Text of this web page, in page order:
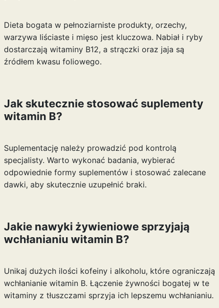
Dieta bogata w pełnoziarniste produkty, orzechy,
warzywa liściaste i mięso jest kluczowa. Nabiał i ryby
dostarczają witaminy B12, a strączki oraz jaja są
źródłem kwasu foliowego.
Jak skutecznie stosować suplementy
witamin B?
Suplementację należy prowadzić pod kontrolą
specjalisty. Warto wykonać badania, wybierać
odpowiednie formy suplementów i stosować zalecane
dawki, aby skutecznie uzupełnić braki.
Jakie nawyki żywieniowe sprzyjają
wchłanianiu witamin B?
Unikaj dużych ilości kofeiny i alkoholu, które ograniczają
wchłanianie witamin B. Łączenie żywności bogatej w te
witaminy z tłuszczami sprzyja ich lepszemu wchłanianiu.